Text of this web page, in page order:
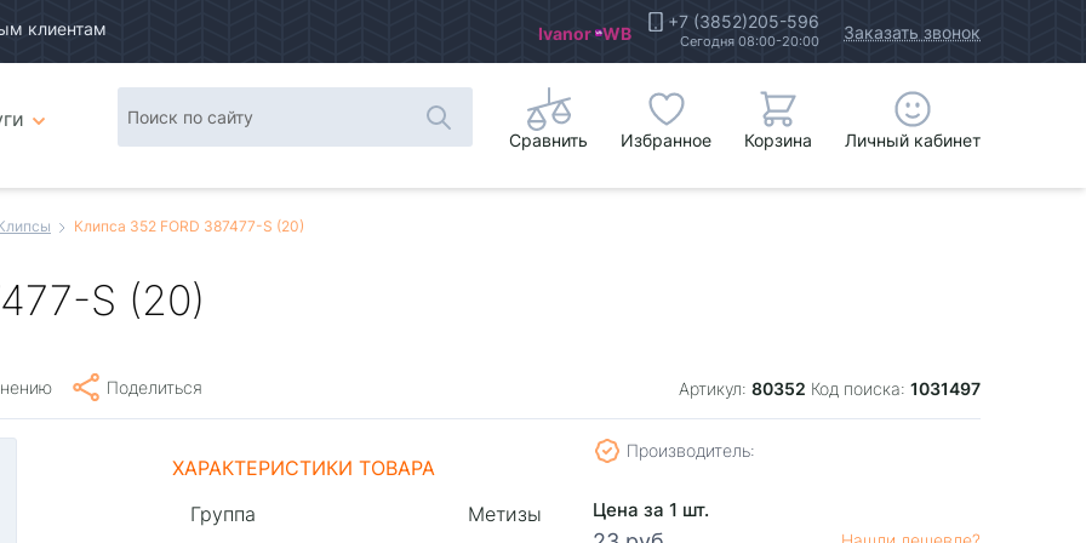
клиентам Ivanor WB +7 (3852)205-596
Сегодня 08:00-20:00 Заказать звонок
Сравнить Избранное Корзина Личный кабинет
Клипса 352 FORD 387477-S (20)
S (20)
Поделиться Артикул: 80352 Код поиска: 1031497
ХАРАКТЕРИСТИКИ ТОВАРА
Группа
Метизы
Производитель:
Цена за 1 шт.